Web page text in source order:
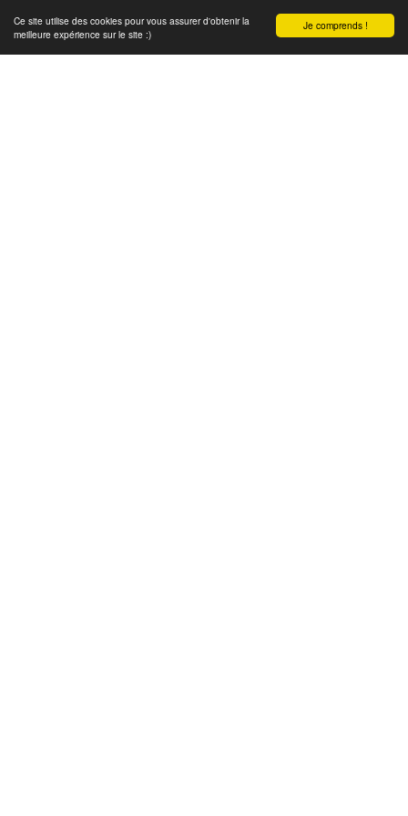
Je comprends !
Ce site utilise des cookies pour vous assurer d'obtenir la
meilleure expérience sur le site :)